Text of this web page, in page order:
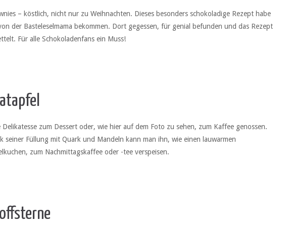
– köstlich, nicht nur zu Weihnachten. Dieses besonders schokoladige Rezept habe
der Basteleselmama bekommen. Dort gegessen, für genial befunden und das Rezept
Für alle Schokoladenfans ein Muss!
Delikatesse zum Dessert oder, wie hier auf dem Foto zu sehen, zum Kaffee genossen.
seiner Füllung mit Quark und Mandeln kann man ihn, wie einen lauwarmen
zum Nachmittagskaffee oder -tee verspeisen.